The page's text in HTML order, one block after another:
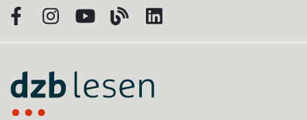
FacebookInstagram
YouTubeBlog